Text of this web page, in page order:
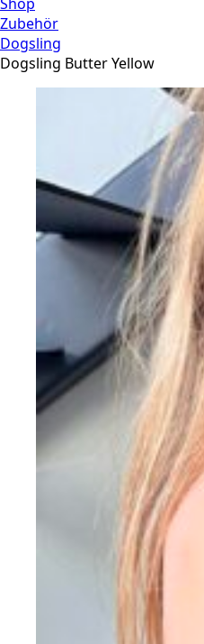
Zubehör
Dogsling
Dogsling Butter Yellow